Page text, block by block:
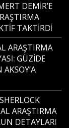
DEMİR’E
TAKTİRDİ
ARAŞTIRMA
GÜZİDE
ARAŞTIRMA
DETAYLARI